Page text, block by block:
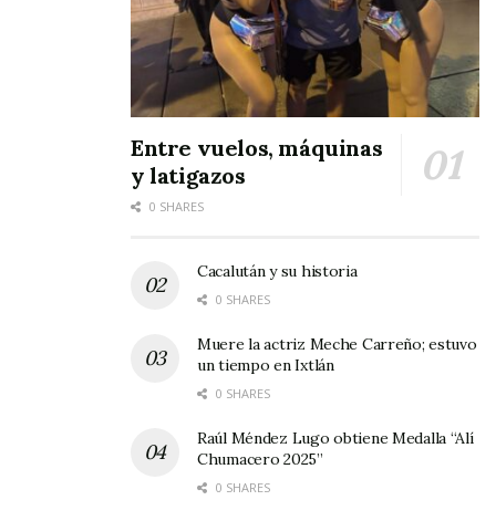
Entre vuelos, máquinas
y latigazos
0 SHARES
Cacalután y su historia
0 SHARES
Muere la actriz Meche Carreño; estuvo
un tiempo en Ixtlán
0 SHARES
Raúl Méndez Lugo obtiene Medalla “Alí
Chumacero 2025”
0 SHARES